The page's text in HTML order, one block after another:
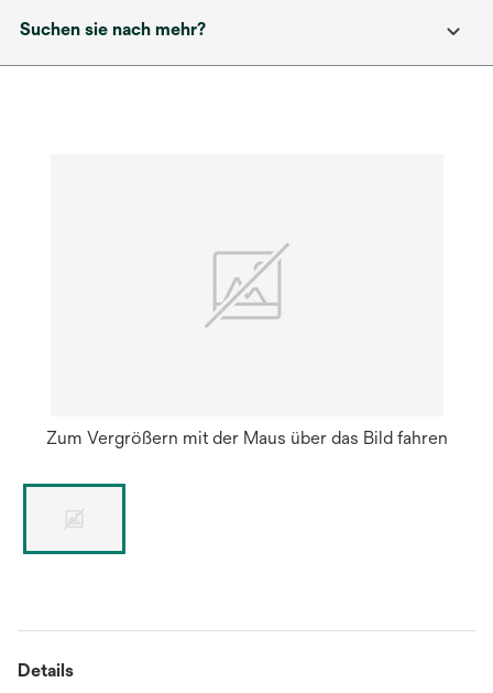
Suchen sie nach mehr?
Zum Vergrößern mit der Maus über das Bild fahren
Details